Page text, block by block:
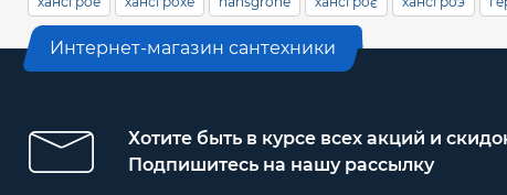
Интернет-магазин сантехники
Хотите быть в курсе всех акций и
Подпишитесь на нашу рассылку